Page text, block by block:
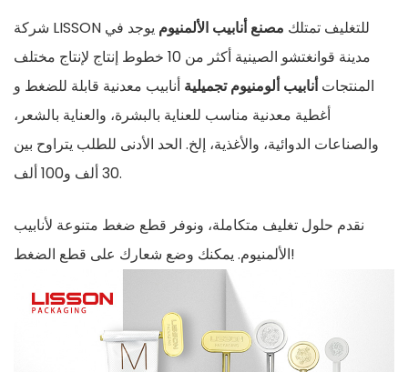
شركة LISSON للتغليف تمتلك مصنع أنابيب الألمنيوم يوجد في
مدينة قوانغتشو الصينية أكثر من 10 خطوط إنتاج لإنتاج مختلف
المنتجاتأنابيب ألومنيوم تجميلية أنابيب معدنية قابلة للضغط و
أغطية معدنية مناسب للعناية بالبشرة، والعناية بالشعر،
والصناعات الدوائية، والأغذية، إلخ. الحد الأدنى للطلب يتراوح بين
30 ألف و100 ألف.
نقدم حلول تغليف متكاملة، ونوفر قطع ضغط متنوعة لأنابيب
الألمنيوم. يمكنك وضع شعارك على قطع الضغط!